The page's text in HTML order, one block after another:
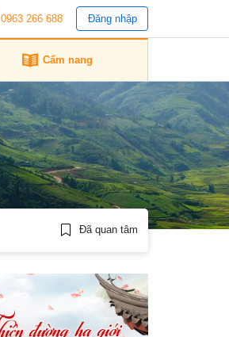
0963 266 688 Đăng nhập
Cẩm nang
Đã quan tâm